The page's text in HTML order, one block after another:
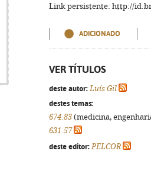
Link persistente: http://
ADICIONADO
VER TÍTULOS
deste autor: Luís Gil
destes temas:
674.83 (medicina,
631.57
deste editor: PELCOR